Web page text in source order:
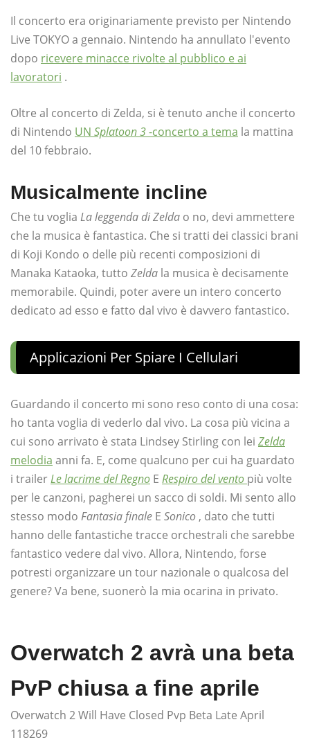
Il concerto era originariamente previsto per Nintendo
Live TOKYO a gennaio. Nintendo ha annullato l'evento
dopo ricevere minacce rivolte al pubblico e ai
lavoratori .
Oltre al concerto di Zelda, si è tenuto anche il concerto
di Nintendo UN Splatoon 3-concerto a tema la mattina
del 10 febbraio.
Musicalmente incline
Che tu voglia La leggenda di Zelda o no, devi ammettere
che la musica è fantastica. Che si tratti dei classici brani
di Koji Kondo o delle più recenti composizioni di
Manaka Kataoka, tutto Zelda la musica è decisamente
memorabile. Quindi, poter avere un intero concerto
dedicato ad esso e fatto dal vivo è davvero fantastico.
Applicazioni Per Spiare I Cellulari
Guardando il concerto mi sono reso conto di una cosa:
ho tanta voglia di vederlo dal vivo. La cosa più vicina a
cui sono arrivato è stata Lindsey Stirling con lei Zelda
melodia anni fa. E, come qualcuno per cui ha guardato
i trailerLe lacrime del Regno E Respiro del vento più volte
per le canzoni, pagherei un sacco di soldi. Mi sento allo
stesso modo Fantasia finale E Sonico , dato che tutti
hanno delle fantastiche tracce orchestrali che sarebbe
fantastico vedere dal vivo. Allora, Nintendo, forse
potresti organizzare un tour nazionale o qualcosa del
genere? Va bene, suonerò la mia ocarina in privato.
Overwatch 2 avrà una beta
PvP chiusa a fine aprile
Overwatch 2 Will Have Closed Pvp Beta Late April
118269